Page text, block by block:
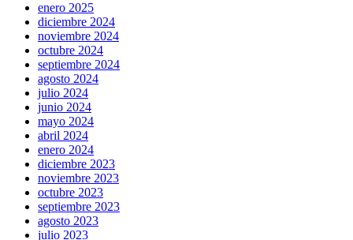
enero 2025
diciembre 2024
noviembre 2024
octubre 2024
septiembre 2024
agosto 2024
julio 2024
junio 2024
mayo 2024
abril 2024
enero 2024
diciembre 2023
noviembre 2023
octubre 2023
septiembre 2023
agosto 2023
julio 2023